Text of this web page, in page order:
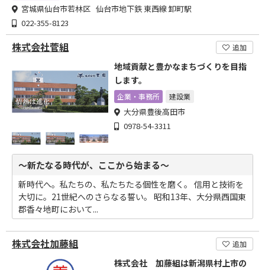
宮城県仙台市若林区 仙台市地下鉄 東西線 卸町駅
022-355-8123
株式会社菅組 追加
地域貢献と豊かなまちづくりを目指
します。
企業・事務所 建設業
大分県豊後高田市
0978-54-3311
～新たなる時代が、ここから始まる～
新時代へ。私たちの、私たちたる個性を磨く。 信用と技術を
大切に。21世紀へのさらなる誓い。 昭和13年、大分県西国東
郡香々地町において...
株式会社加藤組 追加
株式会社 加藤組は新潟県村上市の